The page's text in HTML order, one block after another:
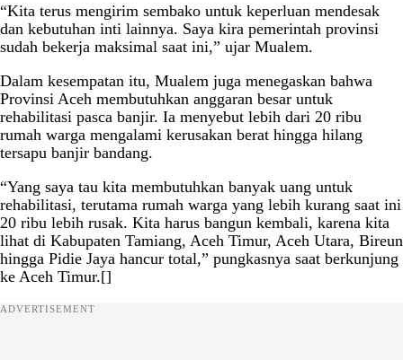
“Kita terus mengirim sembako untuk keperluan mendesak
dan kebutuhan inti lainnya. Saya kira pemerintah provinsi
sudah bekerja maksimal saat ini,” ujar Mualem.
Dalam kesempatan itu, Mualem juga menegaskan bahwa
Provinsi Aceh membutuhkan anggaran besar untuk
rehabilitasi pasca banjir. Ia menyebut lebih dari 20 ribu
rumah warga mengalami kerusakan berat hingga hilang
tersapu banjir bandang.
“Yang saya tau kita membutuhkan banyak uang untuk
rehabilitasi, terutama rumah warga yang lebih kurang saat ini
20 ribu lebih rusak. Kita harus bangun kembali, karena kita
lihat di Kabupaten Tamiang, Aceh Timur, Aceh Utara, Bireun
hingga Pidie Jaya hancur total,” pungkasnya saat berkunjung
ke Aceh Timur.[]
ADVERTISEMENT